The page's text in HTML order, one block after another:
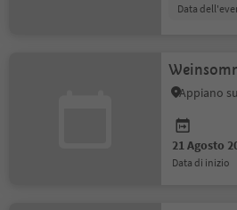
data
21 Agosto
data di inizio